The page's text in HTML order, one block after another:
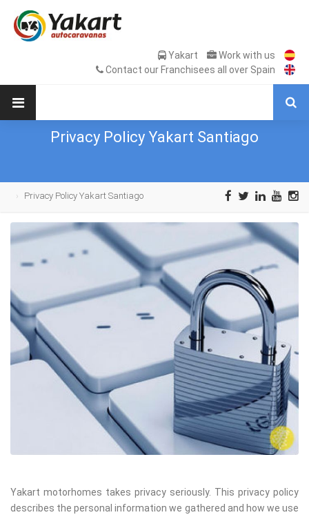
Yakart
Work with us
Contact our Franchisees all over Spain
Privacy Policy Yakart Santiago
Privacy Policy Yakart Santiago
Yakart motorhomes takes privacy seriously. This privacy policy
describes the personal information we gathered and how we use